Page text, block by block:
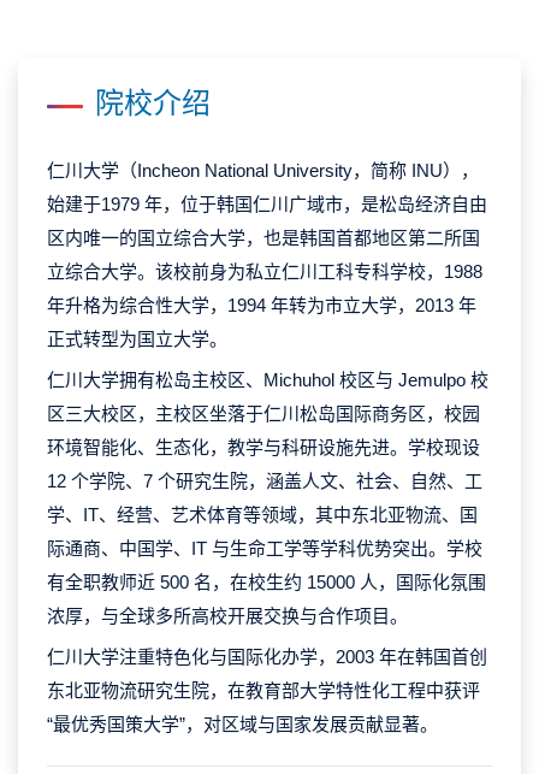
院校介绍
仁川大学（Incheon National University，简称 INU），
始建于1979 年，位于韩国仁川广域市，是松岛经济自由
区内唯一的国立综合大学，也是韩国首都地区第二所国
立综合大学。该校前身为私立仁川工科专科学校，1988
年升格为综合性大学，1994 年转为市立大学，2013 年
正式转型为国立大学。
仁川大学拥有松岛主校区、Michuhol 校区与 Jemulpo 校
区三大校区，主校区坐落于仁川松岛国际商务区，校园
环境智能化、生态化，教学与科研设施先进。学校现设
12 个学院、7 个研究生院，涵盖人文、社会、自然、工
学、IT、经营、艺术体育等领域，其中东北亚物流、国
际通商、中国学、IT 与生命工学等学科优势突出。学校
有全职教师近 500 名，在校生约 15000 人，国际化氛围
浓厚，与全球多所高校开展交换与合作项目。
仁川大学注重特色化与国际化办学，2003 年在韩国首创
东北亚物流研究生院，在教育部大学特性化工程中获评
“最优秀国策大学”，对区域与国家发展贡献显著。